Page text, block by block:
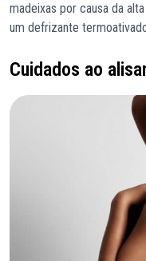
madeixas por causa da
um defrizante
Cuidados ao